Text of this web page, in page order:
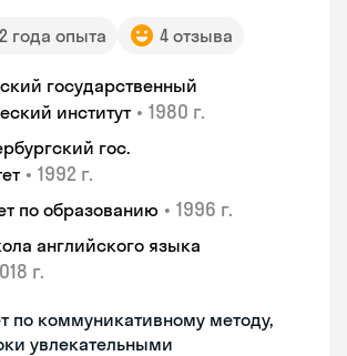
года опыта 4 отзыва
государственный
институт • 1980 г.
гос.
• 1992 г.
по образованию • 1996 г.
английского языка
г.
по коммуникативному методу,
увлекательными